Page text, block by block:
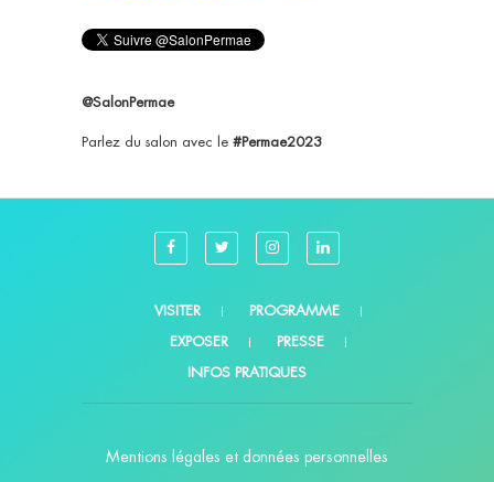
@SalonPermae
Parlez du salon avec le #Permae2023
VISITER PROGRAMME
EXPOSER PRESSE
INFOS PRATIQUES
Mentions légales et données personnelles